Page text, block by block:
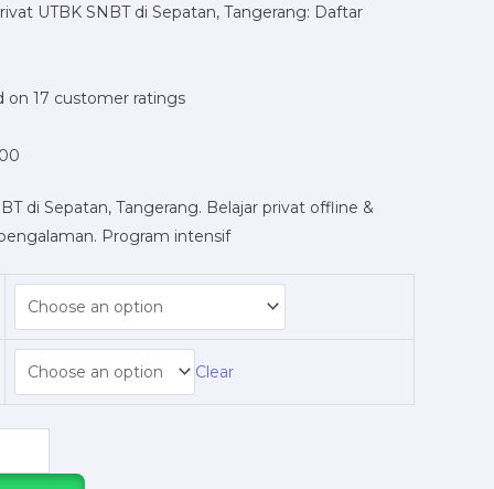
UTBK SNBT di Sepatan, Tangerang: Daftar
on 17 customer ratings
range:
Rp16.800.000
di Sepatan, Tangerang. Belajar privat offline &
Program intensif
Clear